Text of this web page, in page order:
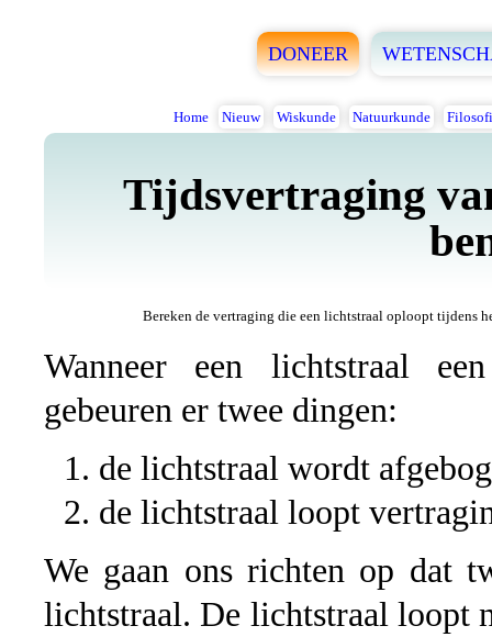
DONEER
Home Nieuw Wiskunde Natuurkunde
Tijdsvertraging
Bereken de vertraging die een lichtstraal oploopt tijdens
Wanneer een lichtstraal
gebeuren er twee dingen:
de lichtstraal wordt
de lichtstraal loopt
We gaan ons richten op dat
lichtstraal. De lichtstraal loopt